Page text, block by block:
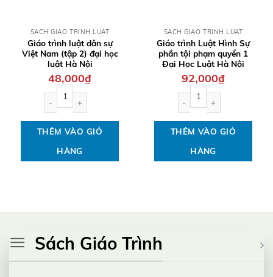
QUICK VIEW
SÁCH GIÁO TRÌNH LUẬT
Giáo trình luật dân sự
Việt Nam (tập 2) đại học
luật Hà Nội
48,000₫
THÊM VÀO GIỎ
HÀNG
QUICK VIEW
SÁCH GIÁO TRÌNH LUẬT
Giáo trình Luật Hình Sự
phần tội phạm quyển 1
Đại Học Luật Hà Nội
92,000₫
THÊM VÀO GIỎ
HÀNG
Sách Giáo Trình